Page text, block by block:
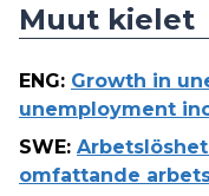
Muut kielet
ENG: Growth in
unemployment
SWE:
omfattande